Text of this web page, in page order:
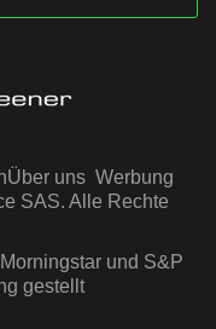
Über uns Werbung
SAS. Alle Rechte
und S&P
gestellt